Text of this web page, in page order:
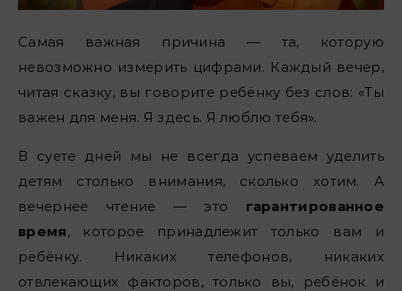
Самая важная причина — та, которую
невозможно измерить цифрами. Каждый вечер,
читая сказку, вы говорите ребёнку без слов: «Ты
важен для меня. Я здесь. Я люблю тебя».
В суете дней мы не всегда успеваем уделить
детям столько внимания, сколько хотим. А
вечернее чтение — это гарантированное
время, которое принадлежит только вам и
ребёнку. Никаких телефонов, никаких
отвлекающих факторов, только вы, ребёнок и